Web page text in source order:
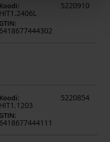
Koodi:
HIT1.2406L
GTIN:
6418677444302
5220910
Koodi:
HIT1.1203
GTIN:
6418677444111
5220854